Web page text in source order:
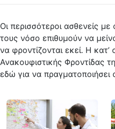
Οι περισσότεροι ασθενείς με
τους νόσο επιθυμούν να
να φροντίζονται εκεί. Η κατ’
Ανακουφιστικής Φροντίδας
εδώ για να πραγματοποιήσει